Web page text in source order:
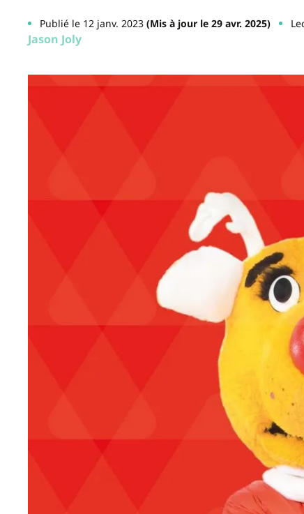
Publié le 12 janv. 2023(Mis à jour le 29 avr. 2025)
Jason Joly